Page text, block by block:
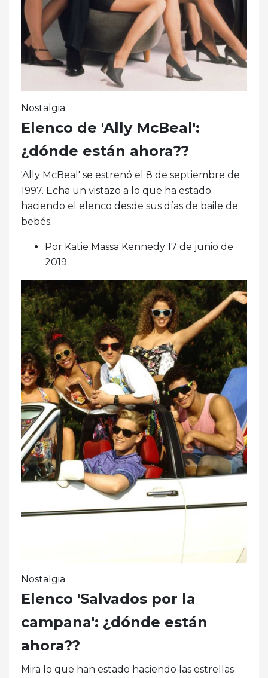
Nostalgia
Elenco de 'Ally McBeal':
¿dónde están ahora??
'Ally McBeal' se estrenó el 8 de septiembre de
1997. Echa un vistazo a lo que ha estado
haciendo el elenco desde sus días de baile de
bebés.
Por Katie Massa Kennedy 17 de junio de
2019
Nostalgia
Elenco 'Salvados por la
campana': ¿dónde están
ahora??
Mira lo que han estado haciendo las estrellas